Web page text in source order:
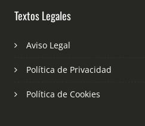
Textos Legales
Aviso Legal
Política de Privacidad
Política de Cookies